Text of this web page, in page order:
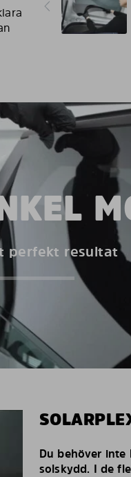
perfekt resultat
Du behöver
solskydd. I de